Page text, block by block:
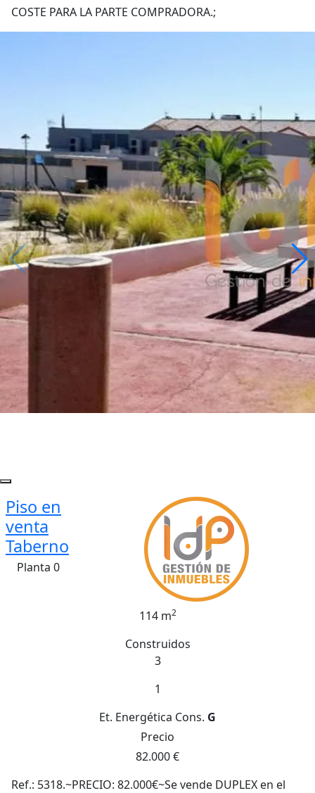
COSTE PARA LA PARTE COMPRADORA.;
Piso en
venta
Taberno
Planta 0
114 m2
Construidos
3
1
Et. Energética Cons. G
Precio
82.000 €
Ref.: 5318.~PRECIO: 82.000€~Se vende DUPLEX en el